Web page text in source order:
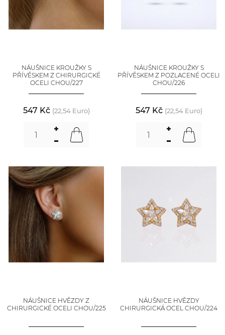
NÁUŠNICE KROUŽKY S
PŘÍVĚSKEM Z CHIRURGICKÉ
OCELI CHOU/227
547 Kč (22,54 Euro)
NÁUŠNICE KROUŽKY S
PŘÍVĚSKEM Z POZLACENÉ OCELI
CHOU/226
547 Kč (22,54 Euro)
NÁUŠNICE HVĚZDY Z
CHIRURGICKÉ OCELI CHOU/225
NÁUŠNICE HVĚZDY
CHIRURGICKÁ OCEL CHOU/224